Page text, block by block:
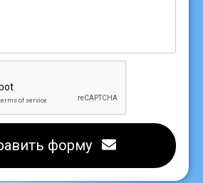
форму